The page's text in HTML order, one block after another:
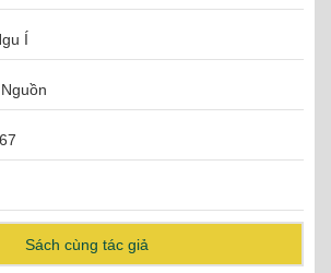
Í
Sách cùng tác giả